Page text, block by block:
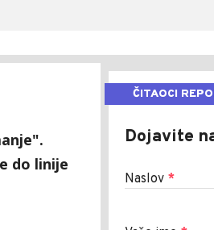
do linije
ČITAOCI
Dojavite
Naslov *